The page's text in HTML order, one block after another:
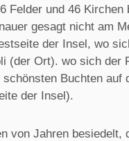
Felder und 46
gesagt nicht am
der Insel, wo
(der Ort). wo sich der
Buchten auf
der Insel).
von Jahren besiedelt,